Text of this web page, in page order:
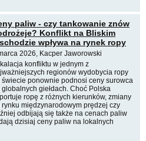
paliw - czy tankowanie znów
Konflikt na Bliskim
wpływa na rynek ropy
2026, Kacper Jaworowski
konfliktu w jednym z
regionów wydobycia ropy
świecie ponownie podnosi ceny surowca
globalnych giełdach. Choć Polska
ropę z różnych kierunków, zmiany
rynku międzynarodowym prędzej czy
odbijają się także na cenach paliw
dzisiaj ceny paliw na lokalnych